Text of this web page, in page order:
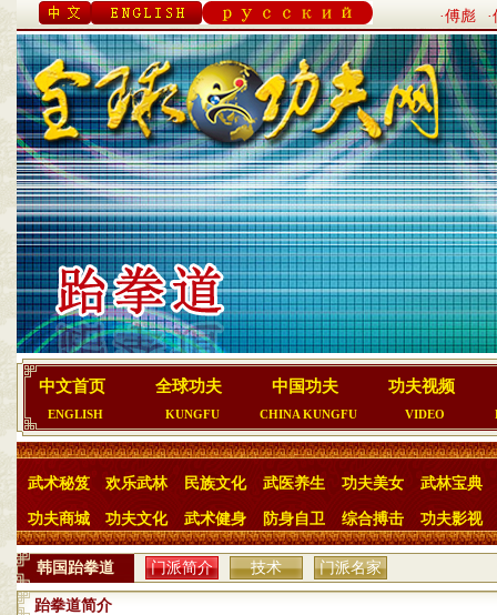
·傅彪
中文首页
ENGLISH
全球功夫
KUNGFU
中国功夫
CHINA KUNGFU
功夫视频
VIDEO
武术秘笈 欢乐武林 民族文化 武医养生 功夫美女 武林宝典
功夫商城 功夫文化 武术健身 防身自卫 综合搏击 功夫影视
韩国跆拳道 门派简介 技术 门派名家
跆拳道简介